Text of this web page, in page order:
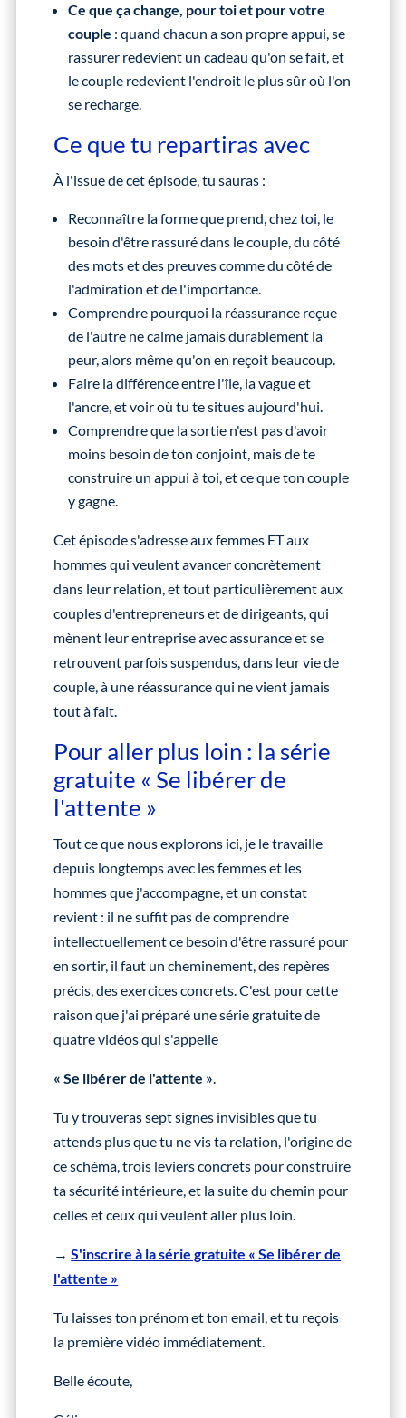
Ce que ça change, pour toi et pour votre
couple : quand chacun a son propre appui, se
rassurer redevient un cadeau qu'on se fait, et
le couple redevient l'endroit le plus sûr où l'on
se recharge.
Ce que tu repartiras avec
À l'issue de cet épisode, tu sauras :
Reconnaître la forme que prend, chez toi, le
besoin d'être rassuré dans le couple, du côté
des mots et des preuves comme du côté de
l'admiration et de l'importance.
Comprendre pourquoi la réassurance reçue
de l'autre ne calme jamais durablement la
peur, alors même qu'on en reçoit beaucoup.
Faire la différence entre l'île, la vague et
l'ancre, et voir où tu te situes aujourd'hui.
Comprendre que la sortie n'est pas d'avoir
moins besoin de ton conjoint, mais de te
construire un appui à toi, et ce que ton couple
y gagne.
Cet épisode s'adresse aux femmes ET aux
hommes qui veulent avancer concrètement
dans leur relation, et tout particulièrement aux
couples d'entrepreneurs et de dirigeants, qui
mènent leur entreprise avec assurance et se
retrouvent parfois suspendus, dans leur vie de
couple, à une réassurance qui ne vient jamais
tout à fait.
Pour aller plus loin : la série
gratuite « Se libérer de
l'attente »
Tout ce que nous explorons ici, je le travaille
depuis longtemps avec les femmes et les
hommes que j'accompagne, et un constat
revient : il ne suffit pas de comprendre
intellectuellement ce besoin d'être rassuré pour
en sortir, il faut un cheminement, des repères
précis, des exercices concrets. C'est pour cette
raison que j'ai préparé une série gratuite de
quatre vidéos qui s'appelle
« Se libérer de l'attente ».
Tu y trouveras sept signes invisibles que tu
attends plus que tu ne vis ta relation, l'origine de
ce schéma, trois leviers concrets pour construire
ta sécurité intérieure, et la suite du chemin pour
celles et ceux qui veulent aller plus loin.
→S'inscrire à la série gratuite « Se libérer de
l'attente »
Tu laisses ton prénom et ton email, et tu reçois
la première vidéo immédiatement.
Belle écoute,